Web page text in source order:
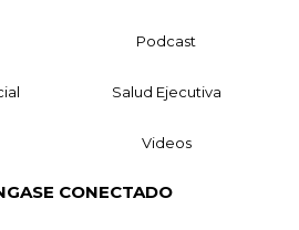
Podcast
Salud Ejecutiva
Videos
CONECTADO